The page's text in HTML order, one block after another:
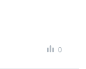
0